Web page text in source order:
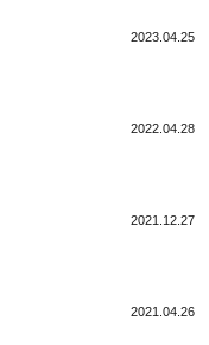
2023.04.25
2022.04.28
2021.12.27
2021.04.26